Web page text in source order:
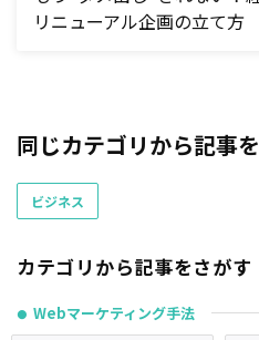
リニューアル企画の立て方
同じカテゴリから記事
ビジネス
カテゴリから記事をさがす
● Webマーケティング手法